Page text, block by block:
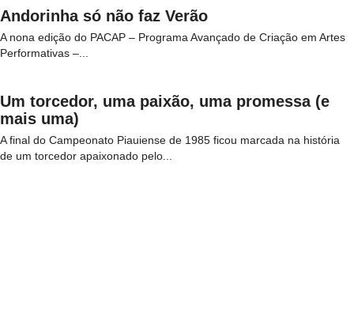
Andorinha só não faz Verão
A nona edição do PACAP – Programa Avançado de Criação em Artes
Performativas –...
Um torcedor, uma paixão, uma promessa (e
mais uma)
A final do Campeonato Piauiense de 1985 ficou marcada na história
de um torcedor apaixonado pelo...